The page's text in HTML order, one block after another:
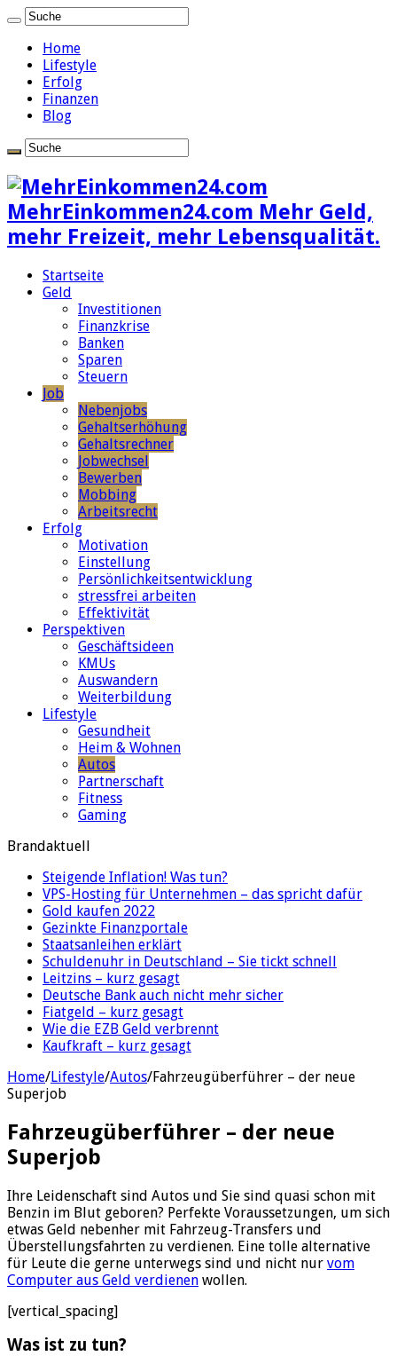
Home
Lifestyle
Erfolg
Finanzen
Blog
MehrEinkommen24.com Mehr Geld,
mehr Freizeit, mehr Lebensqualität.
Startseite
Geld
Investitionen
Finanzkrise
Banken
Sparen
Steuern
Job
Nebenjobs
Gehaltserhöhung
Gehaltsrechner
Jobwechsel
Bewerben
Mobbing
Arbeitsrecht
Erfolg
Motivation
Einstellung
Persönlichkeitsentwicklung
stressfrei arbeiten
Effektivität
Perspektiven
Geschäftsideen
KMUs
Auswandern
Weiterbildung
Lifestyle
Gesundheit
Heim & Wohnen
Autos
Partnerschaft
Fitness
Gaming
Brandaktuell
Steigende Inflation! Was tun?
VPS-Hosting für Unternehmen – das spricht dafür
Gold kaufen 2022
Gezinkte Finanzportale
Staatsanleihen erklärt
Schuldenuhr in Deutschland – Sie tickt schnell
Leitzins – kurz gesagt
Deutsche Bank auch nicht mehr sicher
Fiatgeld – kurz gesagt
Wie die EZB Geld verbrennt
Kaufkraft – kurz gesagt
Home/Lifestyle/Autos/Fahrzeugüberführer – der neue
Superjob
Fahrzeugüberführer – der neue
Superjob
Ihre Leidenschaft sind Autos und Sie sind quasi schon mit
Benzin im Blut geboren? Perfekte Voraussetzungen, um sich
etwas Geld nebenher mit Fahrzeug-Transfers und
Überstellungsfahrten zu verdienen. Eine tolle alternative
für Leute die gerne unterwegs sind und nicht nur vom
Computer aus Geld verdienen wollen.
[vertical_spacing]
Was ist zu tun?